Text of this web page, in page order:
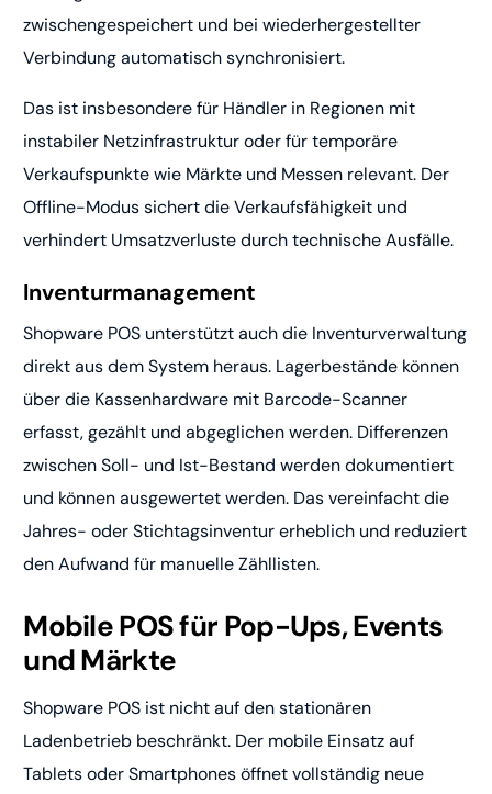
zwischengespeichert und bei wiederhergestellter
Verbindung automatisch synchronisiert.
Das ist insbesondere für Händler in Regionen mit
instabiler Netzinfrastruktur oder für temporäre
Verkaufspunkte wie Märkte und Messen relevant. Der
Offline-Modus sichert die Verkaufsfähigkeit und
verhindert Umsatzverluste durch technische Ausfälle.
Inventurmanagement
Shopware POS unterstützt auch die Inventurverwaltung
direkt aus dem System heraus. Lagerbestände können
über die Kassenhardware mit Barcode-Scanner
erfasst, gezählt und abgeglichen werden. Differenzen
zwischen Soll- und Ist-Bestand werden dokumentiert
und können ausgewertet werden. Das vereinfacht die
Jahres- oder Stichtagsinventur erheblich und reduziert
den Aufwand für manuelle Zähllisten.
Mobile POS für Pop-Ups, Events
und Märkte
Shopware POS ist nicht auf den stationären
Ladenbetrieb beschränkt. Der mobile Einsatz auf
Tablets oder Smartphones öffnet vollständig neue